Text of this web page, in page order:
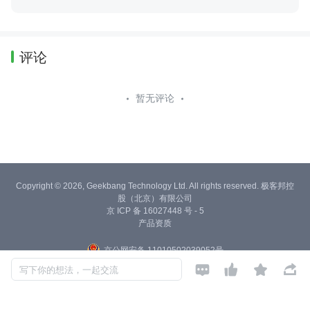
评论
暂无评论
写下你的想法，一起交流    
Copyright © 2026, Geekbang Technology Ltd. All rights reserved. 极客邦控
股（北京）有限公司
京 ICP 备 16027448 号 - 5
产品资质
京公网安备 11010502039052号